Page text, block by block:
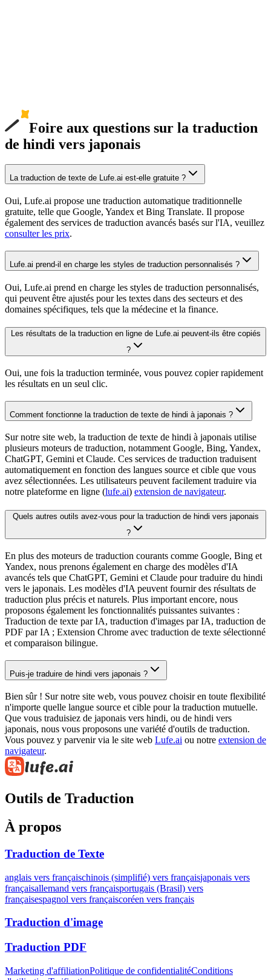
Foire aux questions sur la traduction
de hindi vers japonais
La traduction de texte de Lufe.ai est-elle gratuite ?
Oui, Lufe.ai propose une traduction automatique traditionnelle
gratuite, telle que Google, Yandex et Bing Translate. Il propose
également des services de traduction avancés basés sur l'IA, veuillez
consulter les prix.
Lufe.ai prend-il en charge les styles de traduction personnalisés ?
Oui, Lufe.ai prend en charge les styles de traduction personnalisés,
qui peuvent être ajustés pour les textes dans des secteurs et des
domaines spécifiques, tels que la médecine et la finance.
Les résultats de la traduction en ligne de Lufe.ai peuvent-ils être copiés
?
Oui, une fois la traduction terminée, vous pouvez copier rapidement
les résultats en un seul clic.
Comment fonctionne la traduction de texte de hindi à japonais ?
Sur notre site web, la traduction de texte de hindi à japonais utilise
plusieurs moteurs de traduction, notamment Google, Bing, Yandex,
ChatGPT, Gemini et Claude. Ces services de traduction traduisent
automatiquement en fonction des langues source et cible que vous
avez sélectionnées. Les utilisateurs peuvent facilement traduire via
notre plateforme en ligne (lufe.ai) extension de navigateur.
Quels autres outils avez-vous pour la traduction de hindi vers japonais
?
En plus des moteurs de traduction courants comme Google, Bing et
Yandex, nous prenons également en charge des modèles d'IA
avancés tels que ChatGPT, Gemini et Claude pour traduire du hindi
vers le japonais. Les modèles d'IA peuvent fournir des résultats de
traduction plus précis et naturels. Plus important encore, nous
proposons également les fonctionnalités puissantes suivantes :
Traduction de texte par IA, traduction d'images par IA, traduction de
PDF par IA ; Extension Chrome avec traduction de texte sélectionné
et comparaison bilingue.
Puis-je traduire de hindi vers japonais ?
Bien sûr ! Sur notre site web, vous pouvez choisir en toute flexibilité
n'importe quelle langue source et cible pour la traduction mutuelle.
Que vous traduisiez de japonais vers hindi, ou de hindi vers
japonais, nous vous proposons une variété d'outils de traduction.
Vous pouvez y parvenir via le site web Lufe.ai ou notre extension de
navigateur.
Outils de Traduction
À propos
Traduction de Texte
anglais vers françaischinois (simplifié) vers françaisjaponais vers
françaisallemand vers françaisportugais (Brasil) vers
françaisespagnol vers françaiscoréen vers français
Traduction d'image
Traduction PDF
Marketing d'affiliationPolitique de confidentialitéConditions